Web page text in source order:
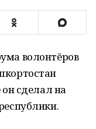
волонтёров
сделал на